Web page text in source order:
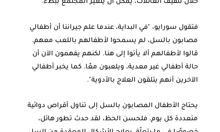
خلال تثقيف العائلات، يمكن أن يتغير المجتمع ببطء.
فتقول سورايو، "في البداية، عندما علم جيراننا أن أطفالي
مصابون بالسل، لم يسمحوا لأطفالهم باللعب معهم.
قالوا لأطفالهم ألا يأتوا إلى هنا. لكنهم يفهمون الآن أن
حالة أطفالي غير معدية، ويلعبون معًا. كما يخبر أطفالي
الآخرين أنهم يتلقون العلاج بالأدوية".
يحتاج الأطفال المصابون بالسل إلى تناول أقراص دوائية
متعددة كل يوم. فلحسن الحظ، لقد حدث تطور هائل،